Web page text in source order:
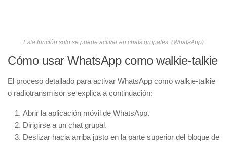
Esta función solo se puede activar en chats grupales. (WhatsApp)
Cómo usar WhatsApp como walkie-talkie
El proceso detallado para activar WhatsApp como walkie-talkie
o radiotransmisor se explica a continuación:
Abrir la aplicación móvil de WhatsApp.
Dirigirse a un chat grupal.
Deslizar hacia arriba justo en la parte superior del bloque de